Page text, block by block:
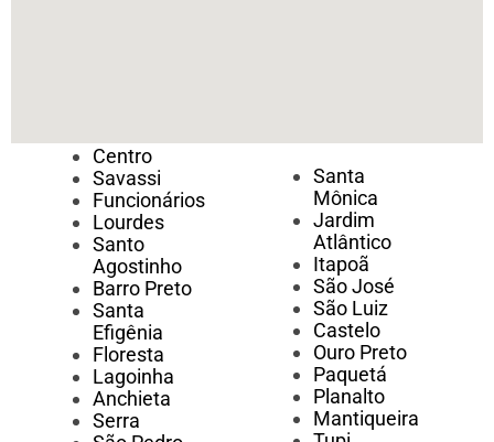
Centro
Savassi
Funcionários
Lourdes
Santo
Agostinho
Barro Preto
Santa
Efigênia
Floresta
Lagoinha
Anchieta
Serra
Santa
Mônica
Jardim
Atlântico
Itapoã
São José
São Luiz
Castelo
Ouro Preto
Paquetá
Planalto
Mantiqueira